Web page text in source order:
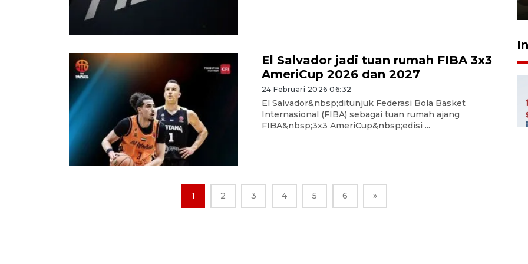
El Salvador jadi tuan rumah FIBA 3x3
AmeriCup 2026 dan 2027
24 Februari 2026 06:32
El Salvador&nbsp;ditunjuk Federasi Bola Basket
Internasional (FIBA) sebagai tuan rumah ajang
FIBA&nbsp;3x3 AmeriCup&nbsp;edisi ...
1 2 3 4 5 6 »